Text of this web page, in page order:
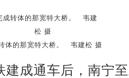
体的那宽特大桥。 韦建松 摄
成通车后，南宁